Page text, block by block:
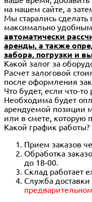
на нашем сайте, а
Мы старались
максимально
автоматически
аренды, а также
забора, погрузки и
Какой залог за
Расчет залоговой
после оформления
Что будет, если что-то
Необходима будет
арендуемой позиции
или в смете, которую
Какой график работы?
Прием заказов
Обработка
до 18-00.
Склад работает
Служба доставки